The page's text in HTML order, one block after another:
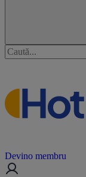
Devino membru